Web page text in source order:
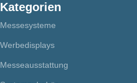
Kategorien
Messesysteme
Werbedisplays
Messeausstattung